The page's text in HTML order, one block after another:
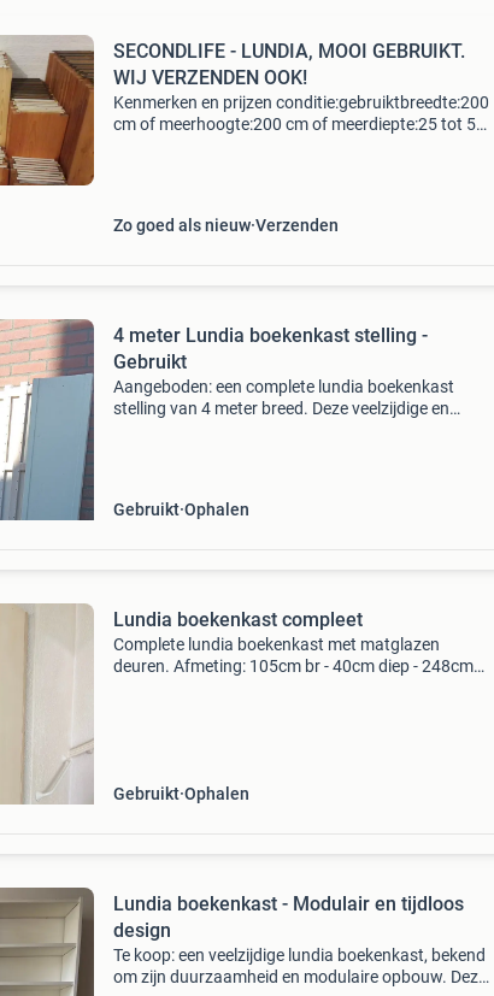
SECONDLIFE - LUNDIA, MOOI GEBRUIKT.
WIJ VERZENDEN OOK!
Kenmerken en prijzen conditie:gebruiktbreedte:200
cm of meerhoogte:200 cm of meerdiepte:25 tot 50
Zo goed als nieuw Verzenden
4 meter Lundia boekenkast stelling -
Gebruikt
Aangeboden: een complete lundia boekenkast
stelling van 4 meter breed. Deze veelzijdige en
Gebruikt Ophalen
Lundia boekenkast compleet
Complete lundia boekenkast met matglazen
deuren. Afmeting: 105cm br - 40cm diep - 248cm
Gebruikt Ophalen
Lundia boekenkast - Modulair en tijdloos
design
Te koop: een veelzijdige lundia boekenkast, bekend
om zijn duurzaamheid en modulaire opbouw. Deze